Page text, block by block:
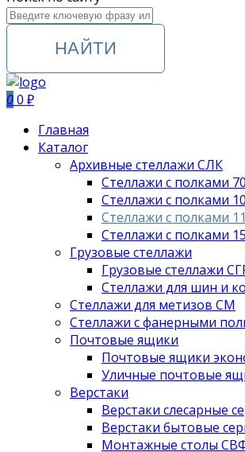
НАЙТИ
00 ₽
Главная
Каталог
Архивные стеллажи СЛК
Стеллажи с полками
Стеллажи с полками
Стеллажи с полками
Стеллажи с полками
Грузовые стеллажи
Грузовые стеллажи
Стеллажи для шин и
Стеллажи для метизов СМ
Стеллажи с фанерными
Почтовые ящики
Почтовые ящики
Уличные почтовые
Верстаки
Верстаки слесарные
Верстаки бытовые
Монтажные столы